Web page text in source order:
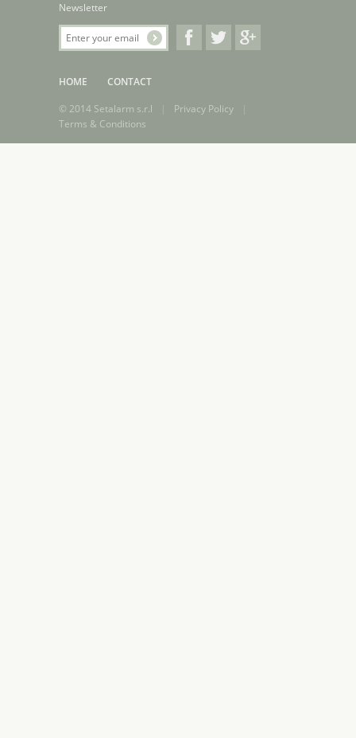
Newsletter
HOME
CONTACT
© 2014 Setalarm s.r.l
Privacy Policy
Terms & Conditions